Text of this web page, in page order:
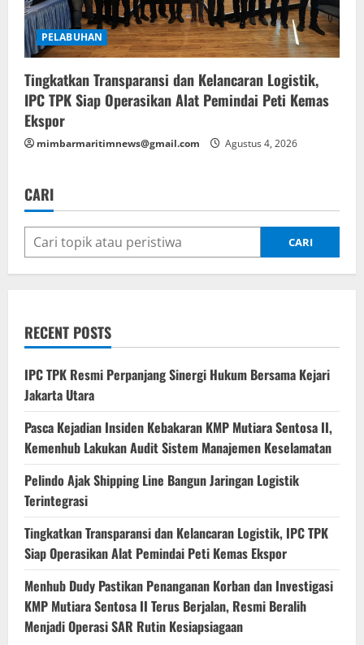
PELABUHAN
Tingkatkan Transparansi dan Kelancaran Logistik,
IPC TPK Siap Operasikan Alat Pemindai Peti Kemas
Ekspor
mimbarmaritimnews@gmail.com Agustus 4, 2026
CARI
CARI
RECENT POSTS
IPC TPK Resmi Perpanjang Sinergi Hukum Bersama Kejari
Jakarta Utara
Pasca Kejadian Insiden Kebakaran KMP Mutiara Sentosa II,
Kemenhub Lakukan Audit Sistem Manajemen Keselamatan
Pelindo Ajak Shipping Line Bangun Jaringan Logistik
Terintegrasi
Tingkatkan Transparansi dan Kelancaran Logistik, IPC TPK
Siap Operasikan Alat Pemindai Peti Kemas Ekspor
Menhub Dudy Pastikan Penanganan Korban dan Investigasi
KMP Mutiara Sentosa II Terus Berjalan, Resmi Beralih
Menjadi Operasi SAR Rutin Kesiapsiagaan